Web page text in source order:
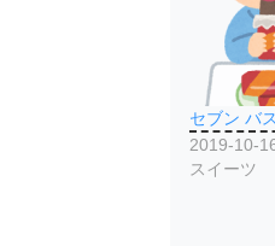
セブン バ
2019-10-
スイーツ